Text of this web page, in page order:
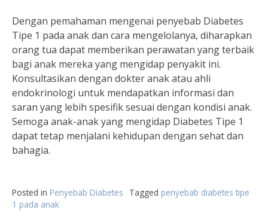
Dengan pemahaman mengenai penyebab Diabetes
Tipe 1 pada anak dan cara mengelolanya, diharapkan
orang tua dapat memberikan perawatan yang terbaik
bagi anak mereka yang mengidap penyakit ini.
Konsultasikan dengan dokter anak atau ahli
endokrinologi untuk mendapatkan informasi dan
saran yang lebih spesifik sesuai dengan kondisi anak.
Semoga anak-anak yang mengidap Diabetes Tipe 1
dapat tetap menjalani kehidupan dengan sehat dan
bahagia.
Posted in Penyebab Diabetes Tagged penyebab diabetes tipe
1 pada anak